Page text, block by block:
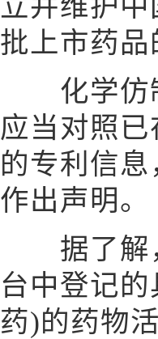
立并维护
批上市药
化学仿制
应当对照
的专利信
作出声明。
据了解，
台中登记
药)的药物